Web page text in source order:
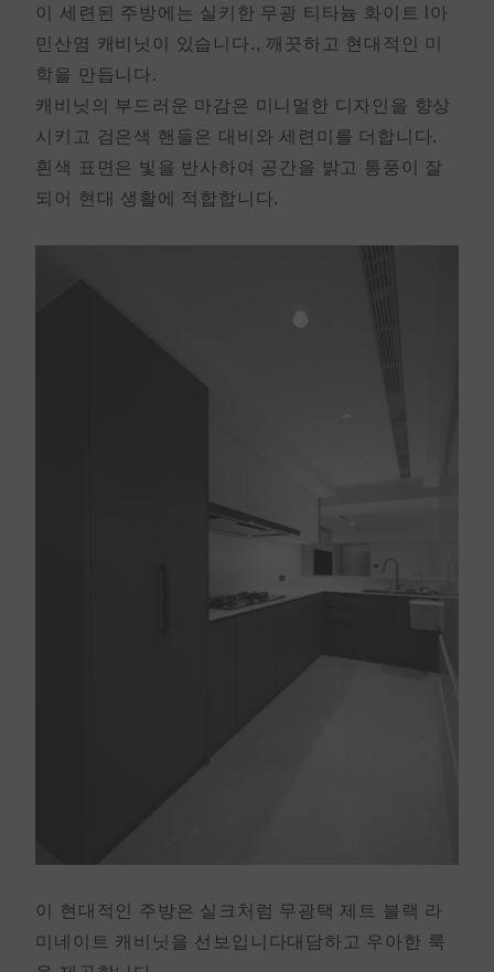
이 세련된 주방에는 실키한 무광 티타늄 화이트 l
아
민산염 캐비닛이 있습니다., 깨끗하고 현대적인 미
학을 만듭니다.
캐비닛의 부드러운 마감은 미니멀한 디자인을 향상
시키고 검은색 핸들은 대비와 세련미를 더합니다.
흰색 표면은 빛을 반사하여 공간을 밝고 통풍이 잘
되어 현대 생활에 적합합니다.
이 현대적인 주방은 실크처럼 무광택 제트 블랙 라
미네이트 캐비닛을 선보입니다대담하고 우아한 룩